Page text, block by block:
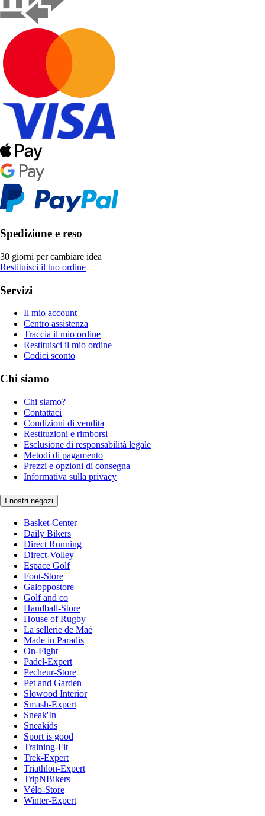
Spedizione e reso
30 giorni per cambiare idea
Restituisci il tuo ordine
Servizi
Il mio account
Centro assistenza
Traccia il mio ordine
Restituisci il mio ordine
Codici sconto
Chi siamo
Chi siamo?
Contattaci
Condizioni di vendita
Restituzioni e rimborsi
Esclusione di responsabilità legale
Metodi di pagamento
Prezzi e opzioni di consegna
Informativa sulla privacy
I nostri negozi
Basket-Center
Daily Bikers
Direct Running
Direct-Volley
Espace Golf
Foot-Store
Galoppostore
Golf and co
Handball-Store
House of Rugby
La sellerie de Maé
Made in Paradis
On-Fight
Padel-Expert
Pecheur-Store
Pet and Garden
Slowood Interior
Smash-Expert
Sneak'In
Sneakids
Sport is good
Training-Fit
Trek-Expert
Triathlon-Expert
TripNBikers
Vélo-Store
Winter-Expert